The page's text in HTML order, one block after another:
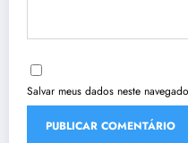
Salvar meus dados neste